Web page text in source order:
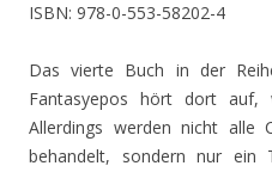
ISBN: 978-0-553-58202-4
Das vierte Buch in der
Fantasyepos hört dort
Allerdings werden nicht alle
behandelt, sondern nur ein